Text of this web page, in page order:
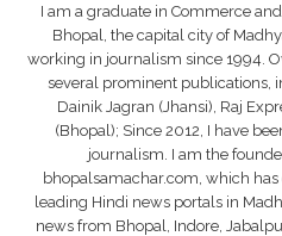
I am a graduate in Commerce
Bhopal, the capital city of
working in journalism since 1994.
several prominent publications,
Dainik Jagran (Jhansi), Raj
(Bhopal); Since 2012, I have
journalism. I am the
bhopalsamachar.com, which
leading Hindi news portals in
news from Bhopal, Indore,